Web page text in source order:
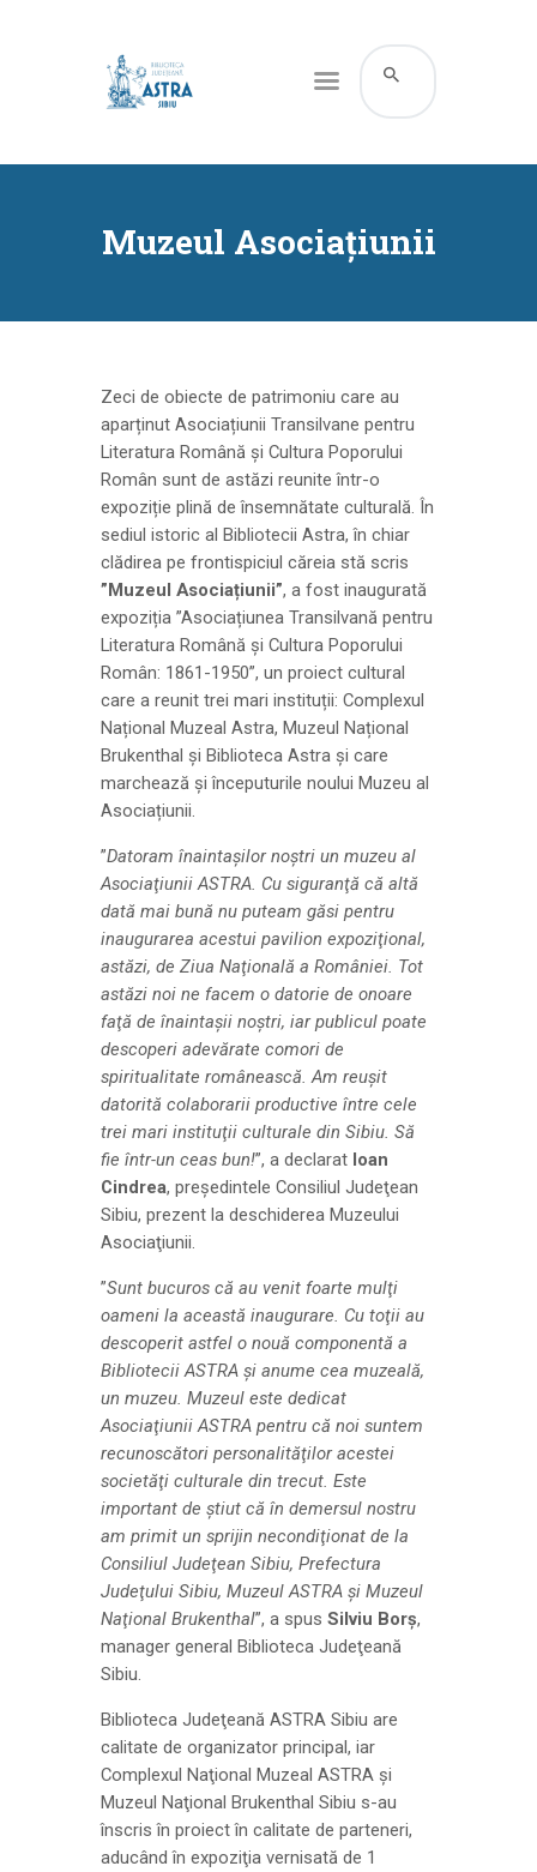
Muzeul Asociațiunii
CATALOG ONLINE
RESURSE
BLOG
CONTACT
CONTUL MEU
Zeci de obiecte de patrimoniu care au
aparținut Asociațiunii Transilvane pentru
Literatura Română și Cultura Poporului
Român sunt de astăzi reunite într-o
expoziție plină de însemnătate culturală. În
sediul istoric al Bibliotecii Astra, în chiar
clădirea pe frontispiciul căreia stă scris
”Muzeul Asociațiunii”, a fost inaugurată
expoziția ”Asociațiunea Transilvană pentru
Literatura Română și Cultura Poporului
Român: 1861-1950”, un proiect cultural
care a reunit trei mari instituții: Complexul
Național Muzeal Astra, Muzeul Național
Brukenthal și Biblioteca Astra și care
marchează și începuturile noului Muzeu al
Asociațiunii.
”Datoram înaintaşilor noştri un muzeu al
Asociaţiunii ASTRA. Cu siguranţă că altă
dată mai bună nu puteam găsi pentru
inaugurarea acestui pavilion expoziţional,
astăzi, de Ziua Naţională a României. Tot
astăzi noi ne facem o datorie de onoare
faţă de înaintaşii noştri, iar publicul poate
descoperi adevărate comori de
spiritualitate românească. Am reuşit
datorită colaborarii productive între cele
trei mari instituţii culturale din Sibiu. Să
fie într-un ceas bun!”, a declarat Ioan
Cindrea, preşedintele Consiliul Judeţean
Sibiu, prezent la deschiderea Muzeului
Asociaţiunii.
”Sunt bucuros că au venit foarte mulţi
oameni la această inaugurare. Cu toţii au
descoperit astfel o nouă componentă a
Bibliotecii ASTRA şi anume cea muzeală,
un muzeu. Muzeul este dedicat
Asociaţiunii ASTRA pentru că noi suntem
recunoscători personalităţilor acestei
societăţi culturale din trecut. Este
important de ştiut că în demersul nostru
am primit un sprijin necondiţionat de la
Consiliul Judeţean Sibiu, Prefectura
Judeţului Sibiu, Muzeul ASTRA şi Muzeul
Naţional Brukenthal”, a spus Silviu Borş,
manager general Biblioteca Judeţeană
Sibiu.
Biblioteca Judeţeană ASTRA Sibiu are
calitate de organizator principal, iar
Complexul Naţional Muzeal ASTRA şi
Muzeul Naţional Brukenthal Sibiu s-au
înscris în proiect în calitate de parteneri,
aducând în expoziţia vernisată de 1